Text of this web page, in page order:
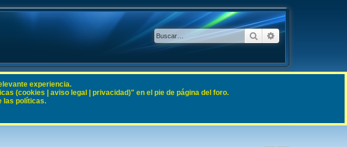
BuscarBúsqueda
experiencia.
(cookies | aviso legal | privacidad)" en el pie de página del foro.
las políticas.